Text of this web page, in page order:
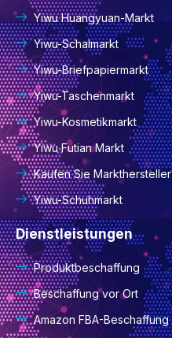
Yiwu Huangyuan-Markt
Yiwu-Schalmarkt
Yiwu-Briefpapiermarkt
Yiwu-Taschenmarkt
Yiwu-Kosmetikmarkt
Yiwu Futian Markt
Kaufen Sie Markthersteller
Yiwu-Schuhmarkt
Dienstleistungen
Produktbeschaffung
Beschaffung vor Ort
Amazon FBA-Beschaffung